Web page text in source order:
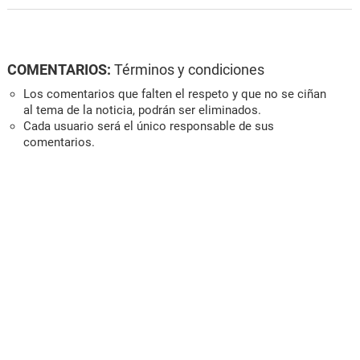
COMENTARIOS: Términos y condiciones
Los comentarios que falten el respeto y que no se ciñan
al tema de la noticia, podrán ser eliminados.
Cada usuario será el único responsable de sus
comentarios.